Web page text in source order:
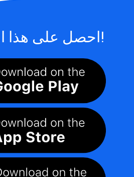
احصل على هذا التطبيق الآن!